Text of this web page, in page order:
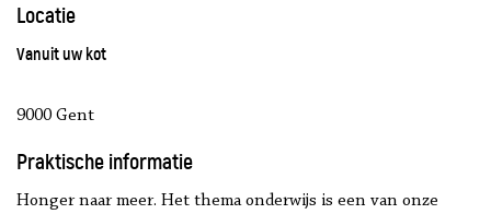
Locatie
Vanuit uw kot
9000 Gent
Praktische informatie
Honger naar meer. Het thema onderwijs is een van onze